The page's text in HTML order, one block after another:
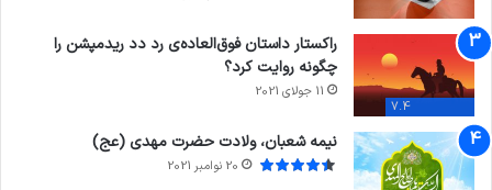
7.4
راکستار داستان فوق‌العاده‌ی رد دد ریدمپشن را
چگونه روایت کرد؟
11 جولای 2021
نیمه شعبان، ولادت حضرت مهدی (عج)
20 نوامبر 2021